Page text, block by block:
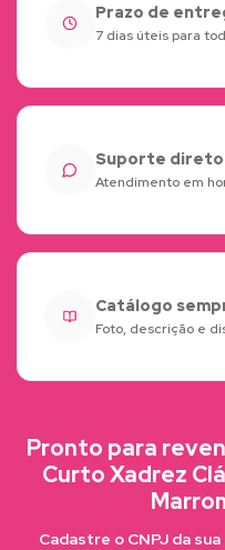
Prazo de
7 dias úteis para
Suporte direto
Atendimento em
Catálogo
Foto, descrição e
Pronto para
Curto Xadrez
Cadastre o CNPJ da